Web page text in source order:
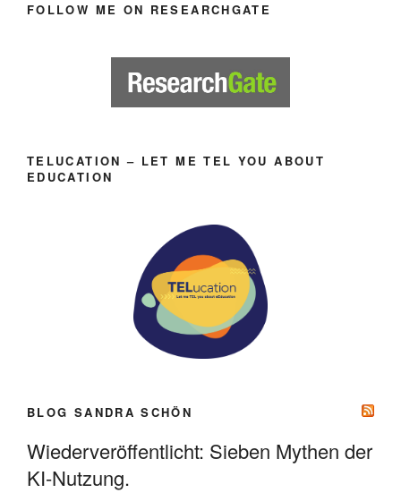
FOLLOW ME ON RESEARCHGATE
TELUCATION – LET ME TEL YOU ABOUT
EDUCATION
BLOG SANDRA SCHÖN
Wiederveröffentlicht: Sieben Mythen der
KI-Nutzung.